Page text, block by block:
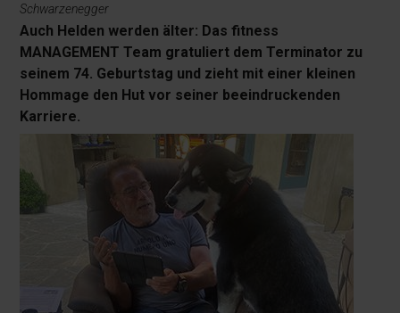
Schwarzenegger
Auch Helden werden älter: Das fitness
MANAGEMENT Team gratuliert dem Terminator zu
seinem 74. Geburtstag und zieht mit einer kleinen
Hommage den Hut vor seiner beeindruckenden
Karriere.